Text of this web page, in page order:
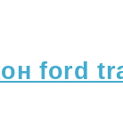
ford